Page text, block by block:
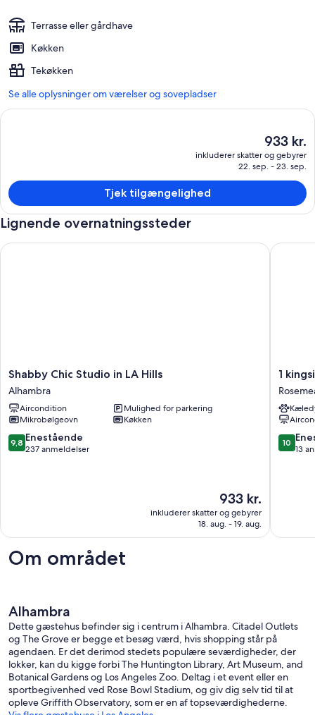
Terrasse eller gårdhave
Køkken
Tekøkken
Se alle oplysninger om værelser og sovepladser
Den
nuværende
pris
933 kr.
inkluderer skatter og gebyrer
22. sep. - 23. sep.
Tjek tilgængelighed
Lignende overnatningssteder
Shabby
Chic
Studio
in
LA
Hills
Alhambra
Shabby Chic Studio in LA Hills
Alhambra
Aircondition
Mulighed for parkering
Mikrobølgeovn
Køkken
9.8
ud
9,8 Enestående
237 anmeldelser
Prisen
er
933 kr.
933 kr.
inkluderer skatter og gebyrer
18. aug. - 19. aug.
Shabby Chic Studio in LA Hills
1
seng
|
Ikke-
ryger,
1
10.0
ud
10
13
1
Om området
Alhambra
Dette gæstehus befinder sig i centrum i Alhambra. Citadel Outlets
og The Grove er begge et besøg værd, hvis shopping står på
agendaen. Er det derimod stedets populære seværdigheder, der
lokker, kan du kigge forbi The Huntington Library, Art Museum, and
Botanical Gardens og Los Angeles Zoo. Deltag i et event eller en
sportbegivenhed ved Rose Bowl Stadium, og giv dig selv tid til at
opleve Griffith Observatory, som er en af topseværdighederne.